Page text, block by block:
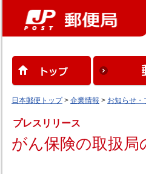
日本郵便トップ> 企業情報 > お知らせ・
プレスリリース
がん保険の取扱局